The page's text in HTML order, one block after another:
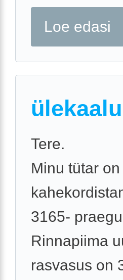
Loe edasi
Tere.
Minu tütar
3165-
Rinnapiima
rasvasus on